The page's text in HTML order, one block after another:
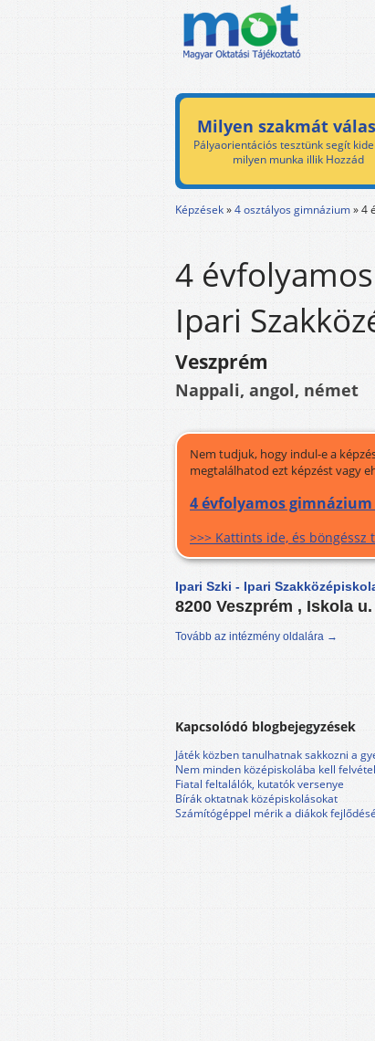
Milyen szakmát
Pályaorientációs tesztünk segít
milyen munka illik Hozzád
Képzések»4 osztályos gimnázium»4
4
Ipari
Veszprém
Nappali, angol, német
Nem tudjuk, hogy indul-e a
megtalálhatod ezt képzést vagy
4 évfolyamos
>>> Kattints ide, és
Ipari Szki - Ipari
8200 Veszprém , Iskola u.
Tovább az intézmény oldalára →
Kapcsolódó blogbejegyzések
Játék közben tanulhatnak sakkozni a
Nem minden középiskolába kell
Fiatal feltalálók, kutatók versenye
Bírák oktatnak középiskolásokat
Számítógéppel mérik a diákok